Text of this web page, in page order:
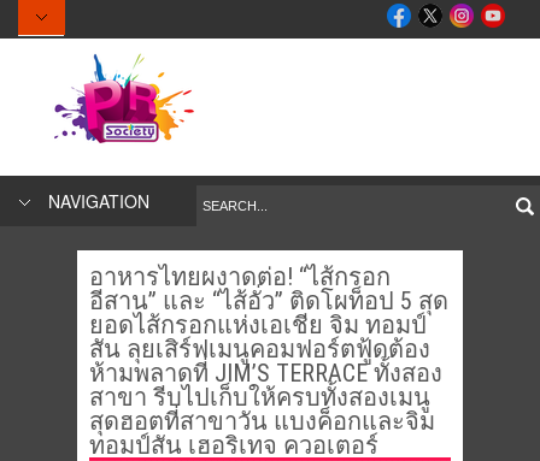
NAVIGATION
อาหารไทยผงาดต่อ! “ไส้กรอก
อีสาน” และ “ไส้อั่ว” ติดโผท็อป 5 สุด
ยอดไส้กรอกแห่งเอเชีย จิม ทอมป์
สัน ลุยเสิร์ฟเมนูคอมฟอร์ตฟู้ดต้อง
ห้ามพลาดที่ JIM’S TERRACE ทั้งสอง
สาขา รีบไปเก็บให้ครบทั้งสองเมนู
สุดฮอตที่สาขาวัน แบงค็อกและจิม
ทอมป์สัน เฮอริเทจ ควอเตอร์